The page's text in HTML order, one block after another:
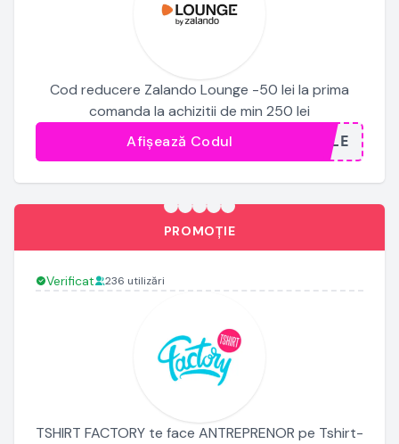
Cod reducere Zalando Lounge -50 lei la prima
comanda la achizitii de min 250 lei
...ILE
Afișează Codul
PROMOȚIE
Verificat 236 utilizări
TSHIRT FACTORY te face ANTREPRENOR pe Tshirt-